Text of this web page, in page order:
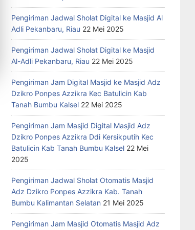
Pengiriman Jadwal Sholat Digital ke Masjid Al
Adli Pekanbaru, Riau 22 Mei 2025
Pengiriman Jadwal Sholat Digital ke Masjid
Al-Adli Pekanbaru, Riau 22 Mei 2025
Pengiriman Jam Digital Masjid ke Masjid Adz
Dzikro Ponpes Azzikra Kec Batulicin Kab
Tanah Bumbu Kalsel 22 Mei 2025
Pengiriman Jam Masjid Digital Masjid Adz
Dzikro Ponpes Azzikra Ddi Kersikputih Kec
Batulicin Kab Tanah Bumbu Kalsel 22 Mei
2025
Pengiriman Jadwal Sholat Otomatis Masjid
Adz Dzikro Ponpes Azzikra Kab. Tanah
Bumbu Kalimantan Selatan 21 Mei 2025
Pengiriman Jam Masjid Otomatis Masjid Adz